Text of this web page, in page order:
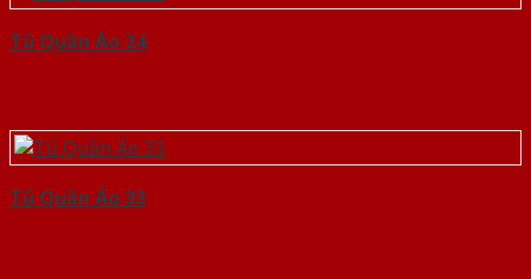
Tủ Quần Áo 24
Tủ Quần Áo 33